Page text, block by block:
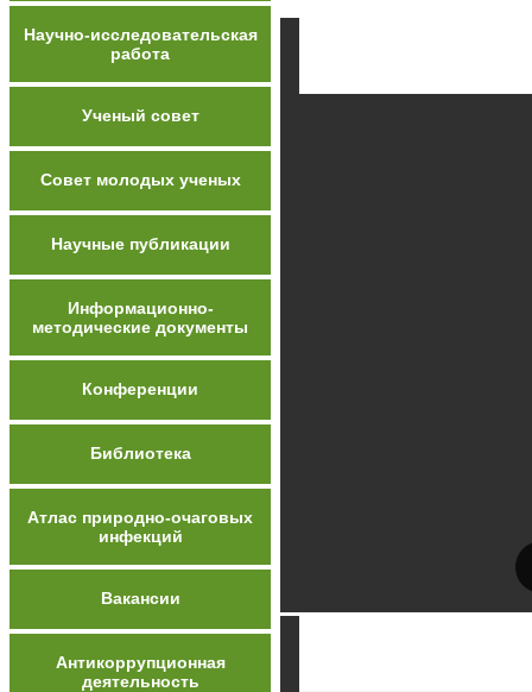
Научно-исследовательская
работа
Ученый совет
Совет молодых ученых
Научные публикации
Информационно-
методические документы
Конференции
Библиотека
Атлас природно-очаговых
инфекций
Вакансии
Антикоррупционная
деятельность